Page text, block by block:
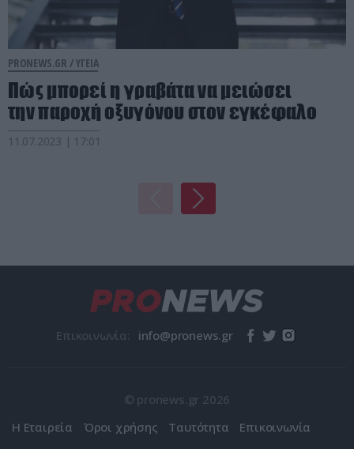
PRONEWS.GR /ΥΓΕΙΑ
Πώς μπορεί η γραβάτα να μειώσει
την παροχή οξυγόνου στον εγκέφαλο
11.07.2023 | 17:01
Επικοινωνία:
© pronews.gr 2026
Η Εταιρεία
Όροι χρήσης Ταυτότητα Επικοινωνία